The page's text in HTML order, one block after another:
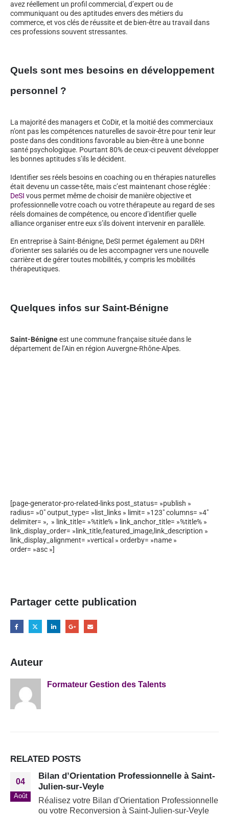
avez réellement un profil commercial, d’expert ou de
communiquant ou des aptitudes envers des métiers du
commerce, et vos clés de réussite et de bien-être au travail dans
ces professions souvent stressantes.
Quels sont mes besoins en développement
personnel ?
La majorité des managers et CoDir, et la moitié des commerciaux
n’ont pas les compétences naturelles de savoir-être pour tenir leur
poste dans des conditions favorable au bien-être à une bonne
santé psychologique. Pourtant 80% de ceux-ci peuvent développer
les bonnes aptitudes s’ils le décident.
Identifier ses réels besoins en coaching ou en thérapies naturelles
était devenu un casse-tête, mais c’est maintenant chose réglée :
DeSI vous permet même de choisir de manière objective et
professionnelle votre coach ou votre thérapeute au regard de ses
réels domaines de compétence, ou encore d’identifier quelle
alliance organiser entre eux s’ils doivent intervenir en parallèle.
En entreprise à Saint-Bénigne, DeSI permet également au DRH
d’orienter ses salariés ou de les accompagner vers une nouvelle
carrière et de gérer toutes mobilités, y compris les mobilités
thérapeutiques.
Quelques infos sur Saint-Bénigne
Saint-Bénigneest une commune française située dans le
département de l’Ain en région Auvergne-Rhône-Alpes.
[page-generator-pro-related-links post_status= »publish »
radius= »0″ output_type= »list_links » limit= »123″ columns= »4″
delimiter= », » link_title= »%title% » link_anchor_title= »%title% »
link_display_order= »link_title,featured_image,link_description »
link_display_alignment= »vertical » orderby= »name »
order= »asc »]
Partager cette publication
Auteur
Formateur Gestion des Talents
RELATED POSTS
04
Août
Bilan d’Orientation Professionnelle à Saint-
Julien-sur-Veyle
Réalisez votre Bilan d'Orientation Professionnelle
ou votre Reconversion à Saint-Julien-sur-Veyle